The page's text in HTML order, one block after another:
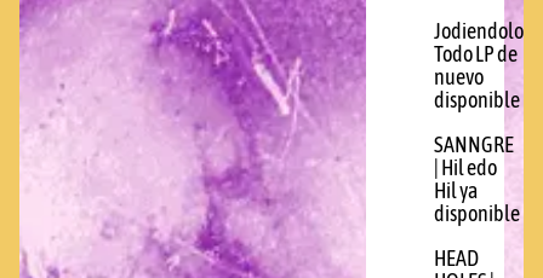
Jodiendolo
Todo LP de
nuevo
disponible
SANNGRE
| Hil edo
Hil ya
disponible
HEAD